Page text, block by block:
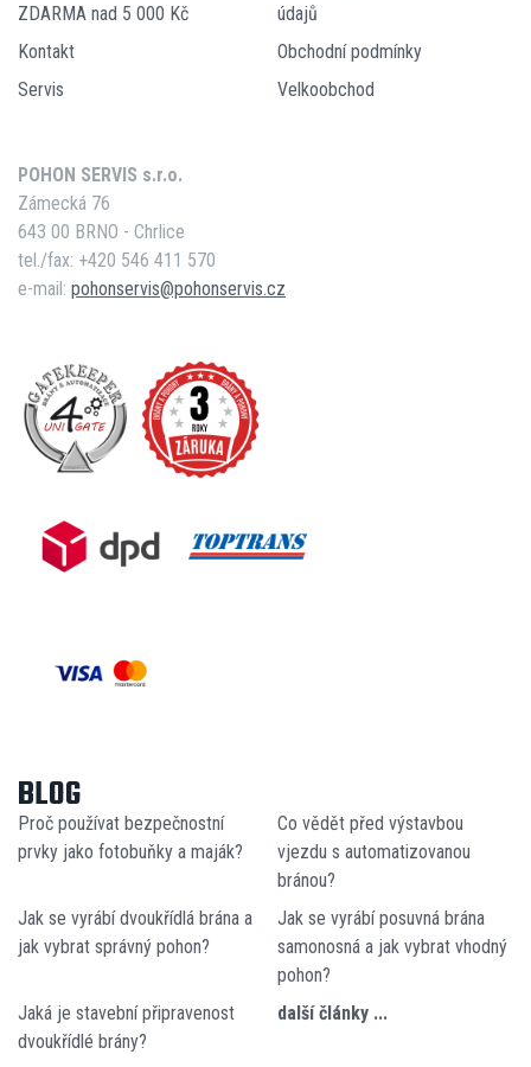
ZDARMA nad 5 000 Kč
údajů
Kontakt
Obchodní podmínky
Servis
Velkoobchod
POHON SERVIS s.r.o.
Zámecká 76
643 00 BRNO - Chrlice
tel./fax: +420 546 411 570
e-mail: pohonservis@pohonservis.cz
BLOG
Proč používat bezpečnostní
prvky jako fotobuňky a maják?
Co vědět před výstavbou
vjezdu s automatizovanou
bránou?
Jak se vyrábí dvoukřídlá brána a
jak vybrat správný pohon?
Jak se vyrábí posuvná brána
samonosná a jak vybrat vhodný
pohon?
Jaká je stavební připravenost
dvoukřídlé brány?
další články ...